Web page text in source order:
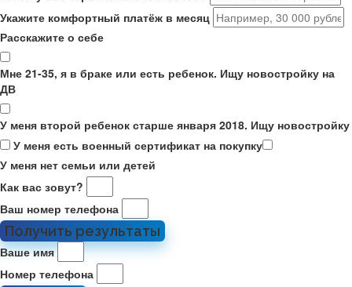
Укажите комфортный платёж в месяц
Расскажите о себе
Мне 21-35, я в браке или есть ребенок. Ищу новостройку на
ДВ
У меня второй ребенок старше января 2018. Ищу новостройку
У меня есть военный сертификат на покупку
У меня нет семьи или детей
Как вас зовут?
Ваш номер телефона
Получить результаты
Ваше имя
Номер телефона